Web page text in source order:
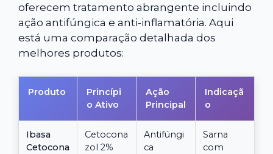
oferecem tratamento abrangente incluindo
ação antifúngica e anti-inflamatória. Aqui
está uma comparação detalhada dos
melhores produtos:
Produto
Princípi
o Ativo
Ação
Principal
Indicaçã
o
Ibasa
Cetocona
Cetocona
zol 2%
Antifúngi
ca
Sarna
com